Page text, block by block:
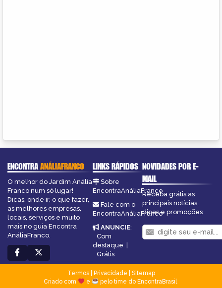
ENCONTRAANÁLIAFRANCO
O melhor do Jardim Anália
Franco num só lugar!
Dicas, onde ir, o que fazer,
as melhores empresas,
locais, serviços e muito
mais no guia Encontra
AnáliaFranco.
LINKS RÁPIDOS
Sobre
EncontraAnáliaFranco
Fale com o
EncontraAnáliaFranco
ANUNCIE:
Com
destaque
Grátis
NOVIDADES POR E-
MAIL
Receba grátis as
principais notícias,
dicas e promoções
Termos| Privacidade
Sitemap
Criado com
e pelo time do EncontraBrasil